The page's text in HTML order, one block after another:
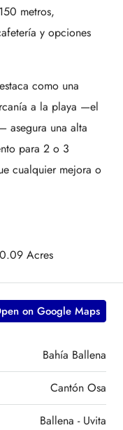
metros,
y opciones
como una
a la playa —el
asegura una alta
para 2 o 3
cualquier mejora o
Acres
on Google Maps
Bahía Ballena
Cantón Osa
Ballena - Uvita